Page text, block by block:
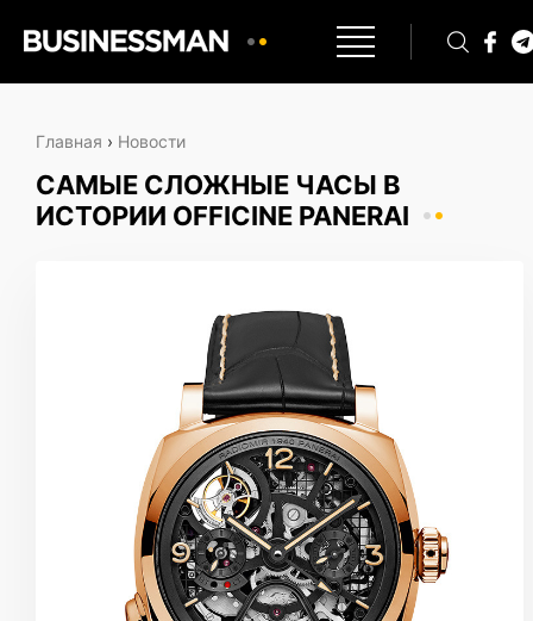
Главная › Новости
САМЫЕ СЛОЖНЫЕ ЧАСЫ В
ИСТОРИИ OFFICINE PANERAI